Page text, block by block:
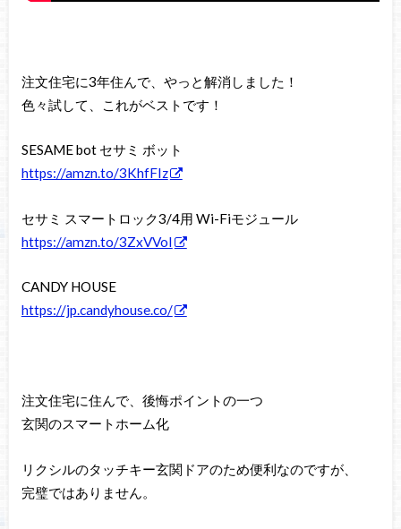
注文住宅に3年住んで、やっと解消しました！
色々試して、これがベストです！
SESAME bot セサミ ボット
https://amzn.to/3KhfFIz
セサミ スマートロック3/4用 Wi-Fiモジュール
https://amzn.to/3ZxVVoI
CANDY HOUSE
https://jp.candyhouse.co/
注文住宅に住んで、後悔ポイントの一つ
玄関のスマートホーム化
リクシルのタッチキー玄関ドアのため便利なのですが、
完璧ではありません。